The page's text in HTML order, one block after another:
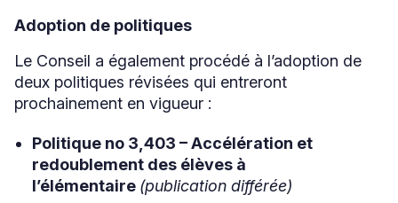
Adoption de politiques
Le Conseil a également procédé à l’adoption de
deux politiques révisées qui entreront
prochainement en vigueur :
Politique no 3,403 – Accélération et
redoublement des élèves à
l’élémentaire (publication différée)